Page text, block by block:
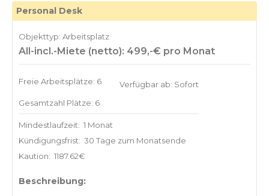
Personal Desk
Objekttyp: Arbeitsplatz
All-incl.-Miete (netto): 499,-€ pro Monat
Freie Arbeitsplätze: 6
Gesamtzahl Plätze: 6
Verfügbar ab: Sofort
Mindestlaufzeit: 1 Monat
Kündigungsfrist: 30 Tage zum Monatsende
Kaution: 1187.62€
Beschreibung: